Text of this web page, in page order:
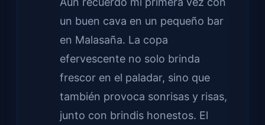
un buen cava en un pequeño bar
en Malasaña. La copa
efervescente no solo brinda
frescor en el paladar, sino que
también provoca sonrisas y risas,
junto con brindis honestos. El